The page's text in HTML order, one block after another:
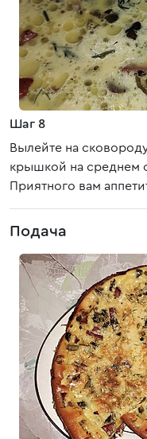
Шаг 8
Вылейте на
крышкой на среднем
Приятного вам
Подача